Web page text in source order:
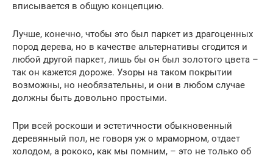
вписывается в общую концепцию.
Лучше, конечно, чтобы это был паркет из драгоценных
пород дерева, но в качестве альтернативы сгодится и
любой другой паркет, лишь бы он был золотого цвета –
так он кажется дороже. Узоры на таком покрытии
возможны, но необязательны, и они в любом случае
должны быть довольно простыми.
При всей роскоши и эстетичности обыкновенный
деревянный пол, не говоря уж о мраморном, отдает
холодом, а рококо, как мы помним, – это не только об